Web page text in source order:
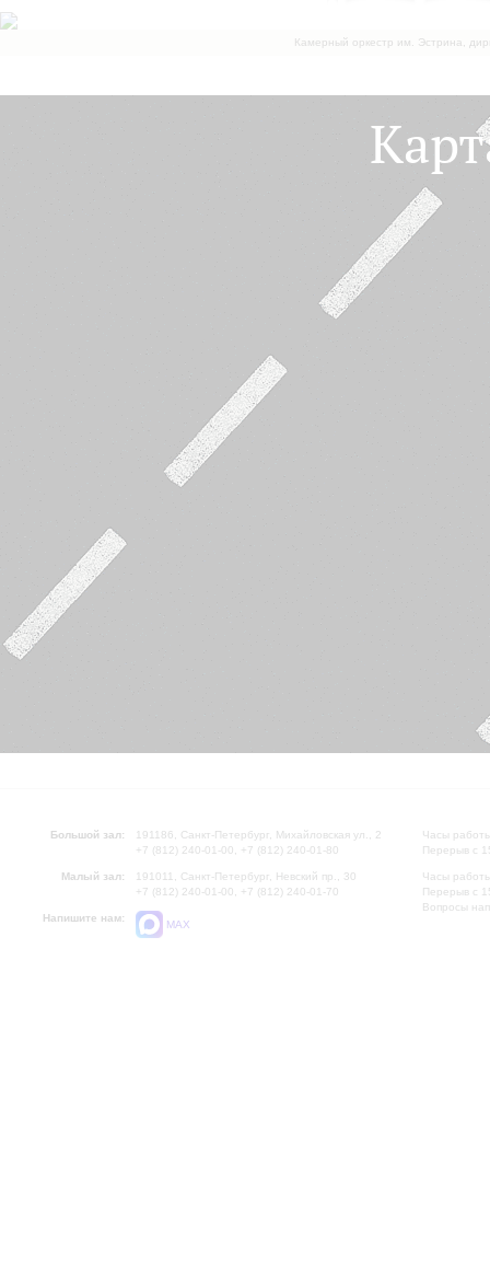
Камерный оркестр им. Эстрина,
Большой зал:
191186, Санкт-Петербург, Михайловская ул., 2
+7 (812) 240-01-00, +7 (812) 240-01-80
Малый зал:
191011, Санкт-Петербург, Невский пр., 30
+7 (812) 240-01-00, +7 (812) 240-01-70
Напишите нам:
MAX
Часы
Перерыв с
Часы
Перерыв с
Вопросы